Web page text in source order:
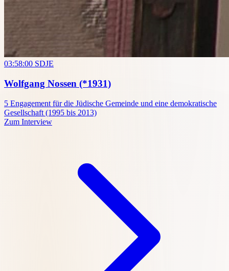
03:58:00 SDJE
Wolfgang Nossen (*1931)
5 Engagement für die Jüdische Gemeinde und eine demokratische
Gesellschaft (1995 bis 2013)
Zum Interview